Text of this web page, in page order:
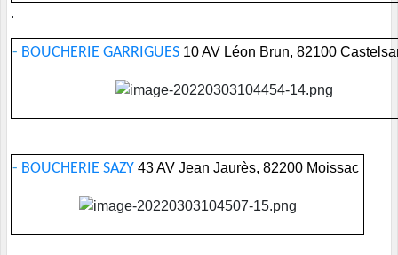
.
- BOUCHERIE GARRIGUES 10 AV Léon Brun, 82100
- BOUCHERIE SAZY 43 AV Jean Jaurès, 82200 Moissac